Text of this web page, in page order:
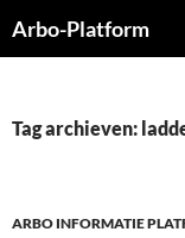
naar
Arbo-Platform
Tag archieven:
ARBO INFORMATIE